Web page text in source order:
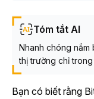
Tóm tắt AI
Nhanh chóng nắm
thị trường chỉ
Bạn có biết rằng